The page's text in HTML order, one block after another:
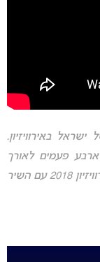
2026: זו תהיה ההשתתפות ה-48 של ישראל באירוויזיון.
ב-1973 וזכתה בה ארבע פעמים לאורך
השנים. זכייתה האחרונה של ישראל הייתה באירוויזיון 2018 עם השיר